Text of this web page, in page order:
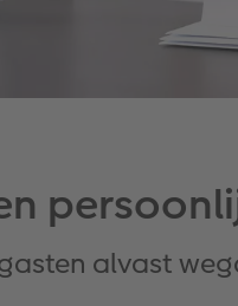
alvast